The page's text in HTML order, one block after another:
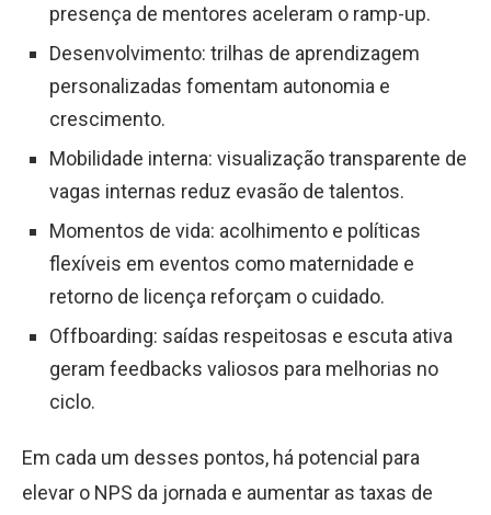
presença de mentores aceleram o ramp-up.
Desenvolvimento: trilhas de aprendizagem
personalizadas fomentam autonomia e
crescimento.
Mobilidade interna: visualização transparente de
vagas internas reduz evasão de talentos.
Momentos de vida: acolhimento e políticas
flexíveis em eventos como maternidade e
retorno de licença reforçam o cuidado.
Offboarding: saídas respeitosas e escuta ativa
geram feedbacks valiosos para melhorias no
ciclo.
Em cada um desses pontos, há potencial para
elevar o NPS da jornada e aumentar as taxas de